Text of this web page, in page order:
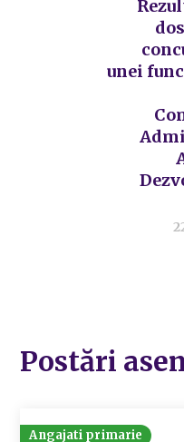
unei
Postări
Angajati primarie